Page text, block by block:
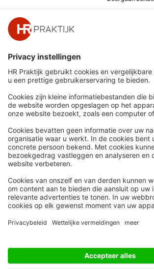
Snel naar
Nieuws
Whitepapers
Webinars
Word lid
Contact
Volg Ons
Alle rechten voorbehouden